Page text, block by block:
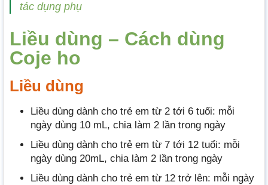
tác dụng phụ
Liều dùng – Cách dùng
Coje ho
Liều dùng
Liều dùng dành cho trẻ em từ 2 tới 6 tuổi: mỗi
ngày dùng 10 mL, chia làm 2 lần trong ngày
Liều dùng dành cho trẻ em từ 7 tới 12 tuổi: mỗi
ngày dùng 20mL, chia làm 2 lần trong ngày
Liều dùng dành cho trẻ em từ 12 trở lên: mỗi ngày